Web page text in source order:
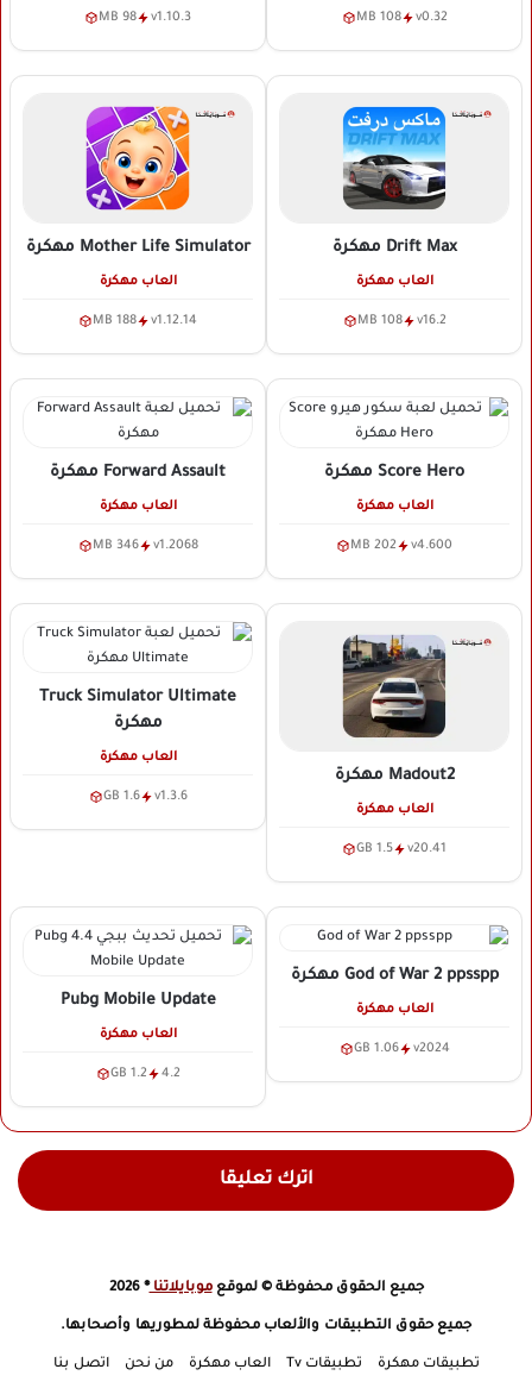
v0.32
108 MB
v1.10.3
98 MB
Drift Max مهكرة
العاب مهكرة
v16.2
108 MB
Mother Life Simulator مهكرة
العاب مهكرة
v1.12.14
188 MB
Score Hero مهكرة
العاب مهكرة
v4.600
202 MB
Forward Assault مهكرة
العاب مهكرة
v1.2068
346 MB
Madout2 مهكرة
العاب مهكرة
v20.41
1.5 GB
Truck Simulator Ultimate
مهكرة
العاب مهكرة
v1.3.6
1.6 GB
God of War 2 ppsspp مهكرة
العاب مهكرة
v2024
1.06 GB
Pubg Mobile Update
العاب مهكرة
4.2
1.2 GB
اترك تعليقا
جميع الحقوق محفوظة © لموقعموبايلاتنا® 2026
جميع حقوق التطبيقات والألعاب محفوظة لمطوريها وأصحابها.
تطبيقات مهكرة تطبيقات Tv العاب مهكرة من نحن اتصل بنا